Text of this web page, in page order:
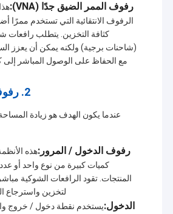
رفوف الممر الضيق جدًا (VNA):
الرفوف الانتقائية التي تستخدم ممرًا
كثافة التخزين. يتطلب
(شاحنات برجية) ولكنه يمكن أن يعزز
مع الحفاظ على الوصول المباشر إلى
2. رفوف عالية الكثافة
عندما يكون الهدف هو زيادة
رفوف الدخول / المرور:هذه
كميات كبيرة من نوع واحد أو
المنتجات. تقود الرافعات الشوكية
لتخزين واسترجاع
الدخول:يستخدم نقطة دخول / خروج